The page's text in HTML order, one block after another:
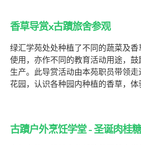
香草导赏x古蹟旅舍参观
绿汇学苑处处种植了不同的蔬菜及
使用，亦作不同的教育活动用途，
生产。此导赏活动由本苑职员带领
花园，认识各种园内种植的香草，体
古蹟户外烹饪学堂 - 圣诞肉桂